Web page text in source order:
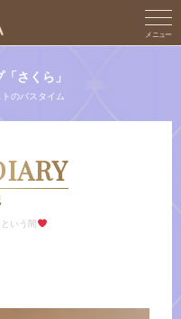
さくら」
のバスタイム
いう間